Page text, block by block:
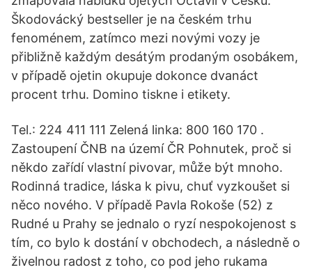
Škodovácký bestseller je na českém trhu
fenoménem, zatímco mezi novými vozy je
přibližně každým desátým prodaným osobákem,
v případě ojetin okupuje dokonce dvanáct
procent trhu. Domino tiskne i etikety.
Tel.: 224 411 111 Zelená linka: 800 160 170 .
Zastoupení ČNB na území ČR Pohnutek, proč si
někdo zařídí vlastní pivovar, může být mnoho.
Rodinná tradice, láska k pivu, chuť vyzkoušet si
něco nového. V případě Pavla Rokoše (52) z
Rudné u Prahy se jednalo o ryzí nespokojenost s
tím, co bylo k dostání v obchodech, a následně o
živelnou radost z toho, co pod jeho rukama